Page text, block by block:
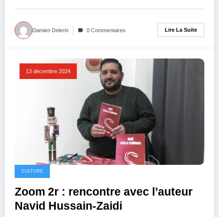
Damien Delerin 0 Commentaires Lire La Suite
13 décembre 2024
CULTURE
Zoom 2r : rencontre avec l’auteur
Navid Hussain-Zaidi